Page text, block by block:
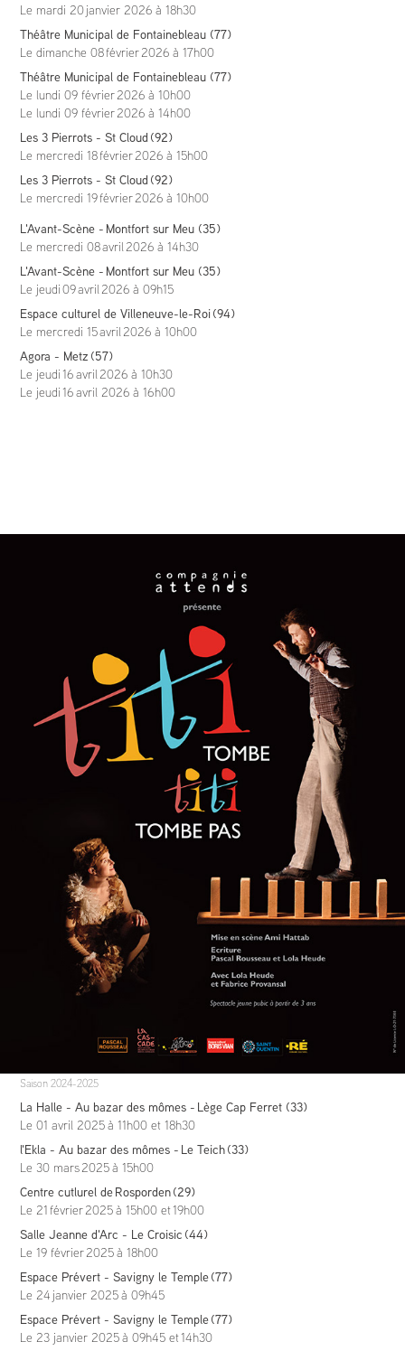
Le mardi 20 janvier 2026 à 18h30
Théâtre Municipal de Fontainebleau (77)
Le dimanche 08 février 2026 à 17h00
Théâtre Municipal de Fontainebleau (77)
Le lundi 09 février 2026 à 10h00
Le lundi 09 février 2026 à 14h00
Les 3 Pierrots - St Cloud(92)
Le mercredi 18 février 2026 à 15h00
Les 3 Pierrots - St Cloud(92)
Le mercredi 19 février 2026 à 10h00
L'Avant-Scène - Montfort sur Meu (35)
Le mercredi 08 avril 2026 à 14h30
L'Avant-Scène - Montfort sur Meu (35)
Le jeudi 09 avril 2026 à 09h15
Espace culturel de Villeneuve-le-Roi(94)
Le mercredi 15 avril 2026 à 10h00
Agora - Metz (57)
Le jeudi 16 avril 2026 à 10h30
Le jeudi 16 avril 2026 à 16h00
Saison2024-2025
La Halle -Au bazar des mômes - Lège Cap Ferret (33)
Le 01 avril 2025à 11h00 et 18h30
l'Ekla -Au bazar des mômes - Le Teich (33)
Le 30 mars 2025à 15h00
Centre cutlurel de Rosporden(29)
Le 21 février 2025à 15h00 et 19h00
Salle Jeanne d'Arc - Le Croisic (44)
Le 19 février 2025à 18h00
Espace Prévert - Savigny le Temple(77)
Le 24 janvier 2025à 09h45
Espace Prévert - Savigny le Temple(77)
Le 23 janvier 2025à 09h45 et 14h30